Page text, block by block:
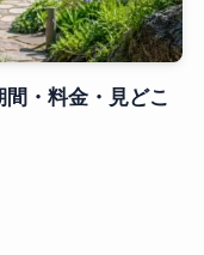
・料金・見どこ